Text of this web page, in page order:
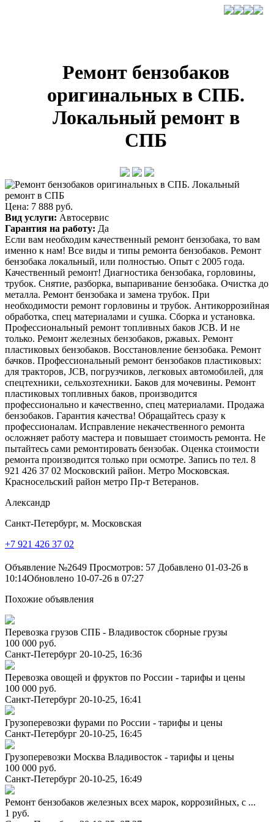
Ремонт бензобаков
оригинальных в СПБ.
Локальный ремонт в
СПБ
Цена: 7 888 руб.
Вид услуги: Автосервис
Гарантия на работу: Да
Если вам необходим качественный ремонт бензобака, то вам
именно к нам! Все виды и типы ремонта бензобаков. Ремонт
бензобака локальный, или полностью. Опыт с 2005 года.
Качественный ремонт! Диагностика бензобака, горловины,
трубок. Снятие, разборка, выпаривание бензобака. Очистка до
металла. Ремонт бензобака и замена трубок. При
необходимости ремонт горловины и трубок. Антикоррозийная
обработка, спец материалами и сушка. Сборка и установка.
Профессиональный ремонт топливных баков JCB. И не
только. Ремонт железных бензобаков, ржавых. Ремонт
пластиковых бензобаков. Восстановление бензобака. Ремонт
бачков. Профессиональный ремонт бензобаков пластиковых:
для тракторов, JCB, погрузчиков, легковых автомобилей, для
спецтехники, сельхозтехники. Баков для мочевины. Ремонт
пластиковых топливных баков, производится
профессионально и качественно, спец материалами. Продажа
бензобаков. Гарантия качества! Обращайтесь сразу к
профессионалам. Исправление некачественного ремонта
осложняет работу мастера и повышает стоимость ремонта. Не
пытайтесь сами ремонтировать бензобак. Оценка стоимости
ремонта производится только при осмотре. Запись по тел. 8
921 426 37 02 Московский район. Метро Московская.
Красносельский район метро Пр-т Ветеранов.
Александр
Санкт-Петербург, м. Московская
+7 921 426 37 02
Объявление №2649 Просмотров: 57 Добавлено 01-03-26 в
10:14Обновлено 10-07-26 в 07:27
Похожие объявления
Перевозка грузов СПБ - Владивосток сборные грузы
100 000 руб.
Санкт-Петербург 20-10-25, 16:36
Перевозка овощей и фруктов по России - тарифы и цены
100 000 руб.
Санкт-Петербург 20-10-25, 16:41
Грузоперевозки фурами по России - тарифы и цены
Санкт-Петербург 20-10-25, 16:45
Грузоперевозки Москва Владивосток - тарифы и цены
100 000 руб.
Санкт-Петербург 20-10-25, 16:49
Ремонт бензобаков железных всех марок, коррозийных, с ...
1 руб.